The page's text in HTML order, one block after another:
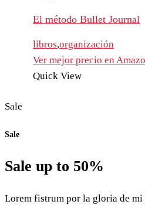
El método Bullet Journal
libros,organización
Ver mejor precio en
Quick View
Sale
Sale
Sale up to 50%
Lorem fistrum por la gloria de mi